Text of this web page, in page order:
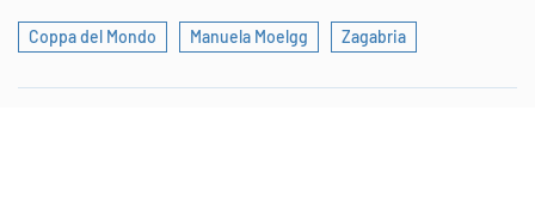
Coppa del Mondo Manuela Moelgg Zagabria